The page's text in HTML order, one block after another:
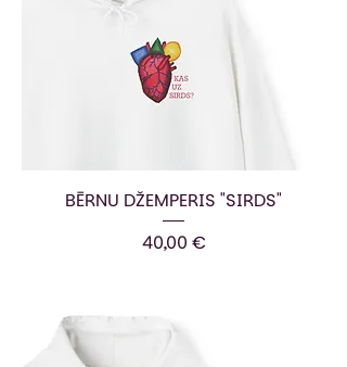
BĒRNU DŽEMPERIS "SIRDS"
Cena
40,00 €